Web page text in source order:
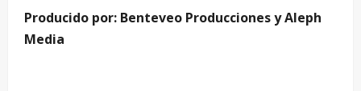
Producido por: Benteveo Producciones y Aleph
Media